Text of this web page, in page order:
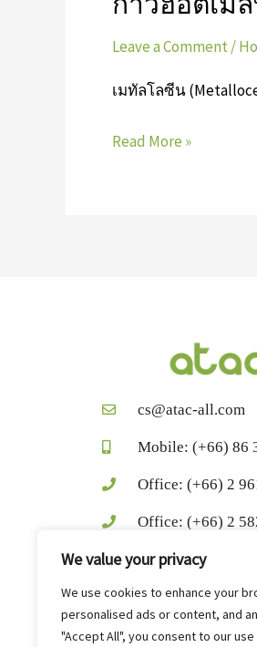
We value your privacy
We use cookies to enhance your
personalised ads or content, and
"Accept All", you consent to our
Leave a Comment/
เมทัลโลซีน
Read More »
cs@atac-all.com
Mobile: (+66) 86
Office: (+66) 2
Office: (+66) 2
Fax: (+66) 2 583
facebook.com/
Line ID: AtacCare